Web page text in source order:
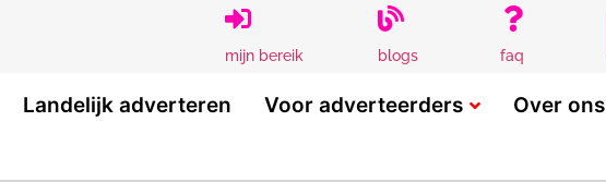
mijn bereik blogs faq
Landelijk adverteren Voor adverteerders
Over ons